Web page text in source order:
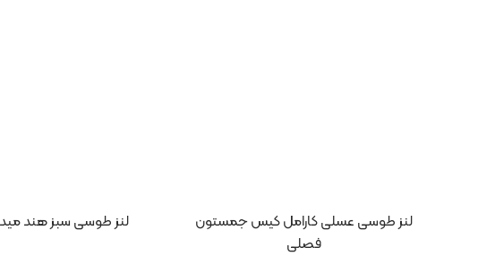
لنز طوسی عسلی کارامل کیس جمستون
فصلی
لنز طوسی سبز هند